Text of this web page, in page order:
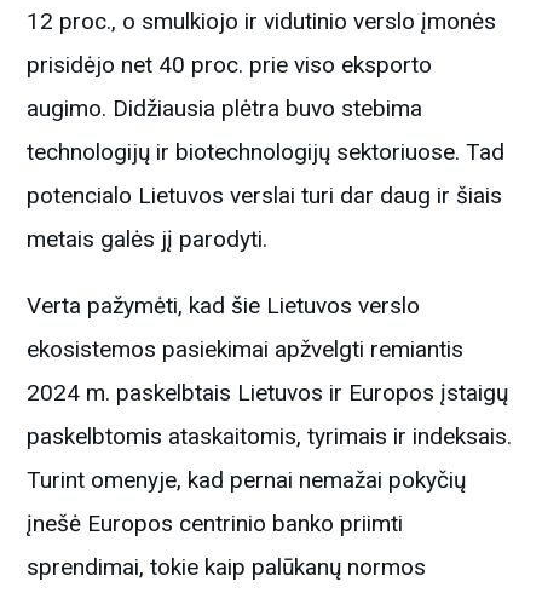
12 proc., o smulkiojo ir vidutinio verslo įmonės
prisidėjo net 40 proc. prie viso eksporto
augimo. Didžiausia plėtra buvo stebima
technologijų ir biotechnologijų sektoriuose. Tad
potencialo Lietuvos verslai turi dar daug ir šiais
metais galės jį parodyti.
Verta pažymėti, kad šie Lietuvos verslo
ekosistemos pasiekimai apžvelgti remiantis
2024 m. paskelbtais Lietuvos ir Europos įstaigų
paskelbtomis ataskaitomis, tyrimais ir indeksais.
Turint omenyje, kad pernai nemažai pokyčių
įnešė Europos centrinio banko priimti
sprendimai, tokie kaip palūkanų normos